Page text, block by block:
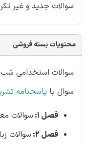
سوالات جدید و غیر
محتویات بسته فروشی
سوال با پاسخنامه
فصل 1:
سوالات
فصل 2: